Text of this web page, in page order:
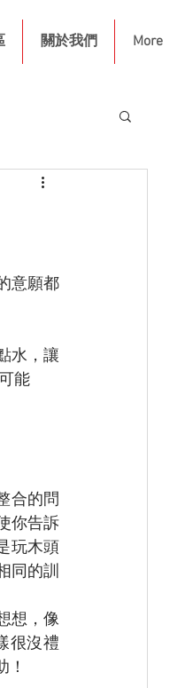
關於我們 More
意願都
水，讓
能
合的問
你告訴
玩木頭
同的訓
想，像
很沒禮